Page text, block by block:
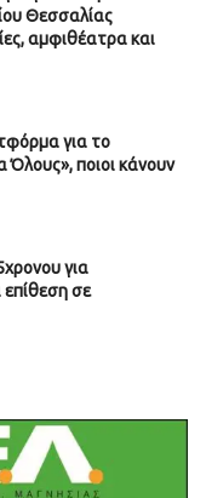
Θεσσαλίας
αμφιθέατρα και
για το
Όλους», ποιοι κάνουν
για
επίθεση σε